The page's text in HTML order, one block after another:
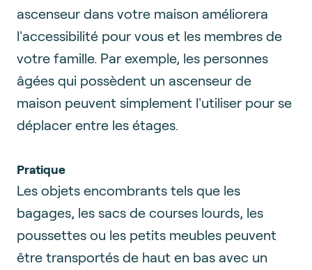
ascenseur dans votre maison améliorera
l'accessibilité pour vous et les membres de
votre famille. Par exemple, les personnes
âgées qui possèdent un ascenseur de
maison peuvent simplement l'utiliser pour se
déplacer entre les étages.
Pratique
Les objets encombrants tels que les
bagages, les sacs de courses lourds, les
poussettes ou les petits meubles peuvent
être transportés de haut en bas avec un